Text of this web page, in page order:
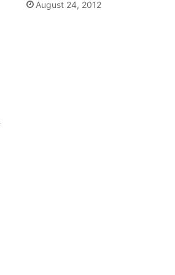
August 24, 2012